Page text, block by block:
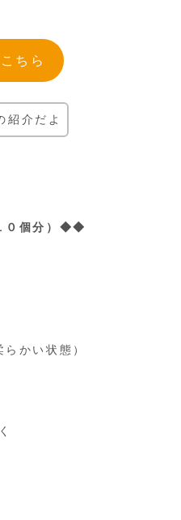
ちら
紹介だよ
０個分）◆◆
かい状態）